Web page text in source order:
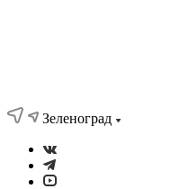
Зеленоград